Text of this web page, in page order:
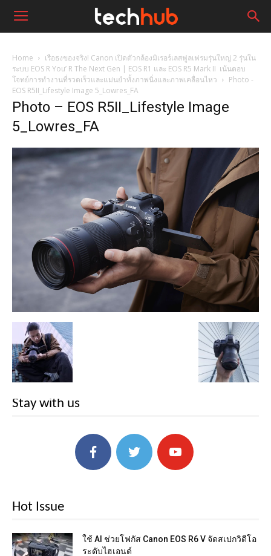
Home
เรือธงของจริง! Canon เปิดตัวกล้องมิเรอร์เลสฟูลเฟรมรุ่นใหญ่ 2 รุ่นใน
ระบบ EOS R You’ R The Next Gen | EOS R1 และ EOS R5 Mark II เน้นตอบ
โจทย์การทำงานที่รวดเร็วและแม่นยำทั้งภาพนิ่งและภาพเคลื่อนไหว
Photo -
EOS R5II_Lifestyle Image 5_Lowres_FA
Photo – EOS R5II_Lifestyle Image
5_Lowres_FA
Stay with us
Hot Issue
ใช้ AI ช่วยโฟกัส Canon EOS R6 V จัดสเปกวิดีโอ
ระดับไฮเอนด์